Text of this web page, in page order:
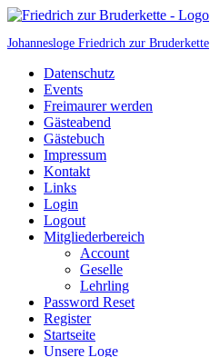
Johannesloge Friedrich zur Bruderkette
Datenschutz
Events
Freimaurer werden
Gästeabend
Gästebuch
Impressum
Kontakt
Links
Login
Logout
Mitgliederbereich
Account
Geselle
Lehrling
Password Reset
Register
Startseite
Unsere Loge